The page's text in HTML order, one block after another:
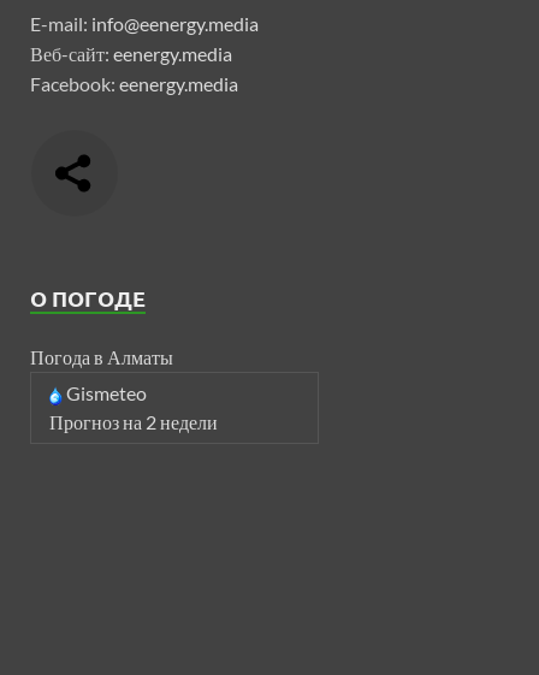
E-mail: info@eenergy.media
Веб-сайт: eenergy.media
Facebook: eenergy.media
О ПОГОДЕ
Погода в Алматы
Gismeteo
Прогноз на 2 недели